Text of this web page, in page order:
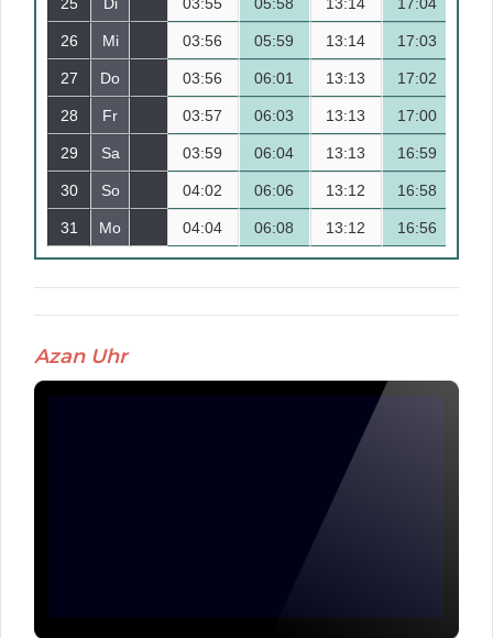
26 Mi 13
27 Do 14
28 Fr 15
29 Sa 16
30 So 17
31 Mo 18
03:56 05:59 13:14 17:03
03:56 06:01 13:13 17:02
03:57 06:03 13:13 17:00
03:59 06:04 13:13 16:59
04:02 06:06 13:12 16:58
04:04 06:08 13:12 16:56
Azan Uhr